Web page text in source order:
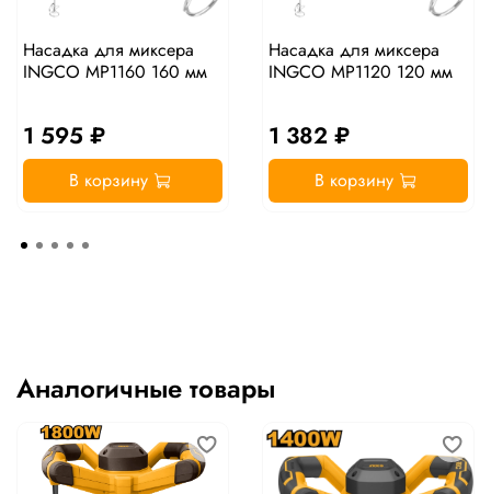
Насадка для миксера
INGCO MP1160 160 мм
1 595 ₽
В корзину
Насадка для миксера
INGCO MP1120 120 мм
1 382 ₽
В корзину
Аналогичные товары